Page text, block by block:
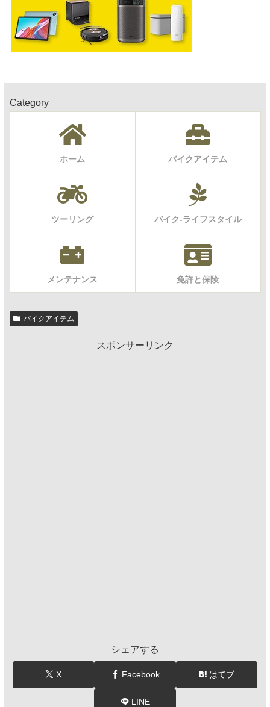
Category
ホーム バイクアイテム
ツーリング バイク-ライフスタイル
メンテナンス 免許と保険
バイクアイテム
スポンサーリンク
シェアする
X Facebook はてブ
LINE